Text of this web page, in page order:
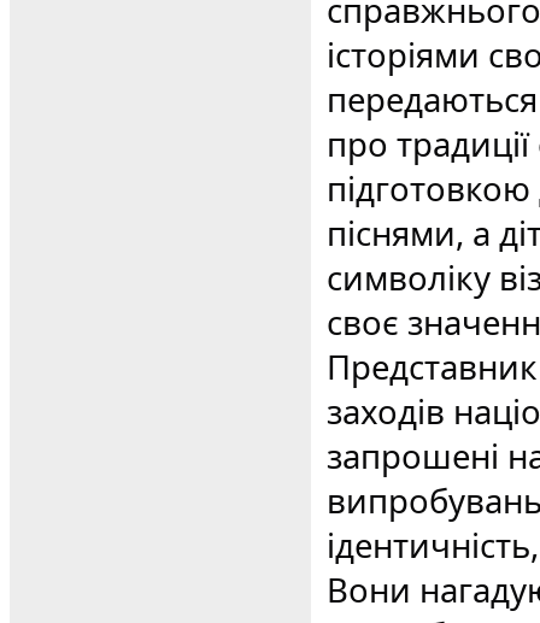
історіями
про
піснями, а
символіку
своє
заходів
запрошені
Вони